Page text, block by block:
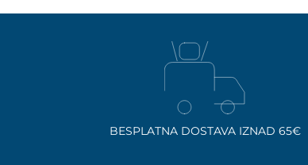
BESPLATNA DOSTAVA IZNAD 65€